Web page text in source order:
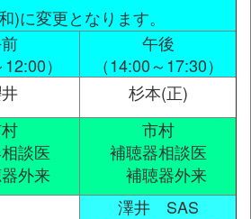
)に変更となります。
）
午後
（14:00～17:30）
杉本(正)
談医
外来
市村
補聴器相談医
補聴器外来
澤井 SAS